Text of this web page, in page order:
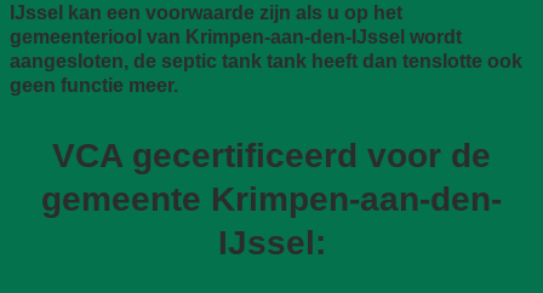
IJssel kan een voorwaarde zijn als u op het
gemeenteriool van Krimpen-aan-den-IJssel wordt
aangesloten, de septic tank tank heeft dan tenslotte ook
geen functie meer.
VCA gecertificeerd voor de
gemeente Krimpen-aan-den-
IJssel: